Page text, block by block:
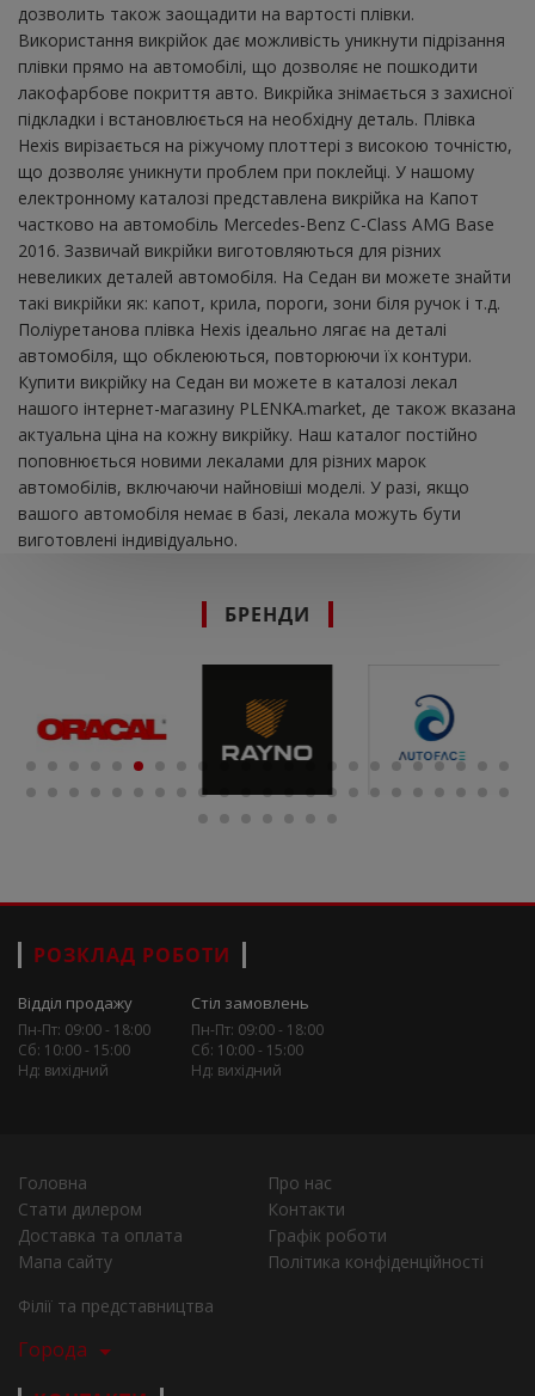
дозволить також заощадити на вартості плівки.
Використання викрійок дає можливість уникнути підрізання
плівки прямо на автомобілі, що дозволяє не пошкодити
лакофарбове покриття авто. Викрійка знімається з захисної
підкладки і встановлюється на необхідну деталь. Плівка
Hexis вирізається на ріжучому плоттері з високою точністю,
що дозволяє уникнути проблем при поклейці. У нашому
електронному каталозі представлена ​​викрійка на Капот
частково на автомобіль Mercedes-Benz C-Class AMG Base
2016. Зазвичай викрійки виготовляються для різних
невеликих деталей автомобіля. На Седан ви можете знайти
такі викрійки як: капот, крила, пороги, зони біля ручок і т.д.
Поліуретанова плівка Hexis ідеально лягає на деталі
автомобіля, що обклеюються, повторюючи їх контури.
Купити викрійку на Седан ви можете в каталозі лекал
нашого інтернет-магазину PLENKA.market, де також вказана
актуальна ціна на кожну викрійку. Наш каталог постійно
поповнюється новими лекалами для різних марок
автомобілів, включаючи найновіші моделі. У разі, якщо
вашого автомобіля немає в базі, лекала можуть бути
виготовлені індивідуально.
БРЕНДИ
РОЗКЛАД РОБОТИ
Відділ продажу
Пн-Пт: 09:00 - 18:00
Сб: 10:00 - 15:00
Нд: вихідний
Стіл замовлень
Пн-Пт: 09:00 - 18:00
Сб: 10:00 - 15:00
Нд: вихідний
Головна
Про нас
Стати дилером
Контакти
Доставка та оплата
Графік роботи
Мапа сайту
Політика конфіденційності
Філії та представництва
Города